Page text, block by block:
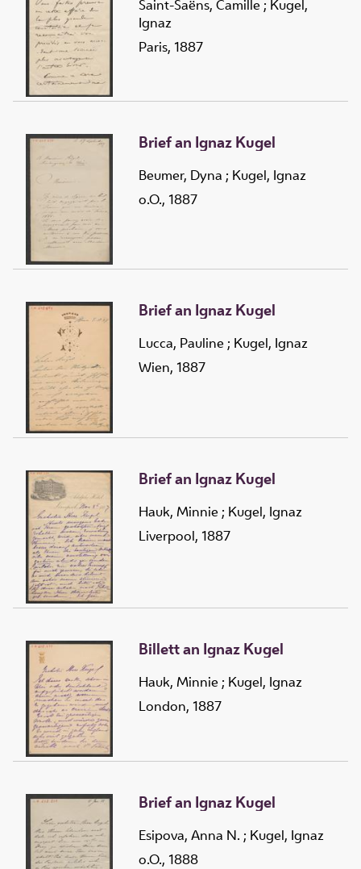
Saint-Saëns, Camille ; Kugel,
Ignaz
Paris, 1887
Brief an Ignaz Kugel
Beumer, Dyna ; Kugel, Ignaz
o.O., 1887
Brief an Ignaz Kugel
Lucca, Pauline ; Kugel, Ignaz
Wien, 1887
Brief an Ignaz Kugel
Hauk, Minnie ; Kugel, Ignaz
Liverpool, 1887
Billett an Ignaz Kugel
Hauk, Minnie ; Kugel, Ignaz
London, 1887
Brief an Ignaz Kugel
Esipova, Anna N. ; Kugel, Ignaz
o.O., 1888